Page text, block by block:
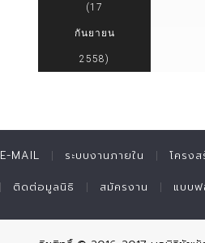
(17
กันยายน
2558)
E-MAIL ระบบงานภายใน โครงส
ติดต่อมูลนิธิ สมัครงาน แบบฟ